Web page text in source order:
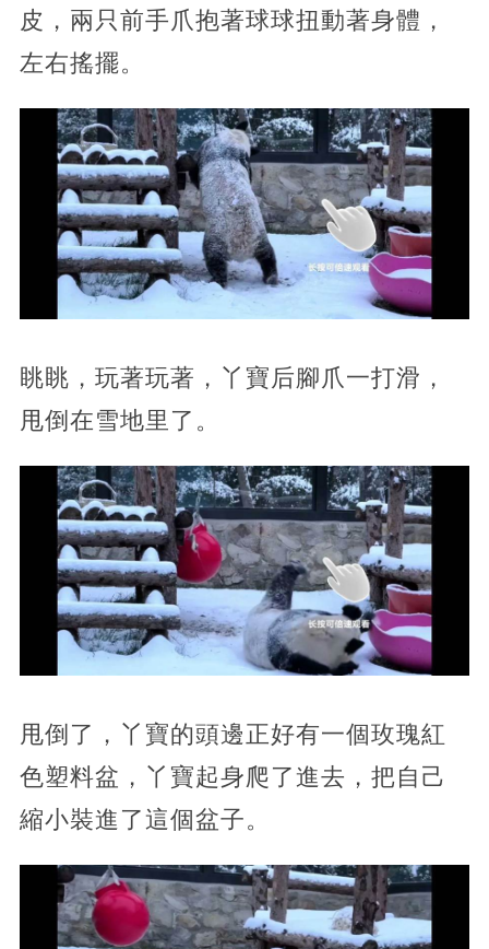
皮，兩只前手爪抱著球球扭動著身體，
左右搖擺。
眺眺，玩著玩著，丫寶后腳爪一打滑，
甩倒在雪地里了。
甩倒了，丫寶的頭邊正好有一個玫瑰紅
色塑料盆，丫寶起身爬了進去，把自己
縮小裝進了這個盆子。